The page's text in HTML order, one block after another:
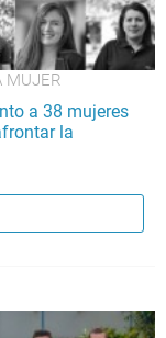
MUJER
a 38 mujeres
la